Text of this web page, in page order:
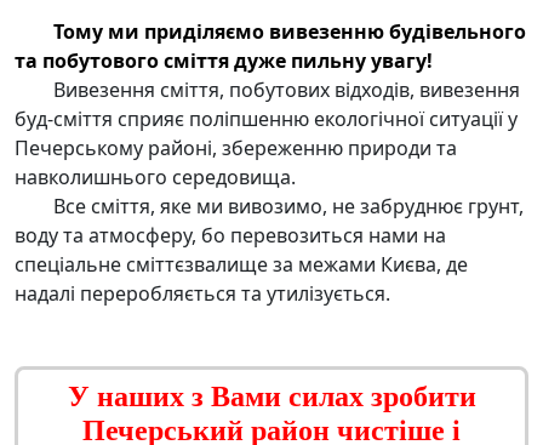
Тому ми приділяємо вивезенню будівельного
та побутового сміттядуже пильну увагу!
Вивезення сміття, побутових відходів, вивезення
буд-сміття сприяє поліпшенню екологічної ситуації у
Печерському районі, збереженню природи та
навколишнього середовища.
Все сміття, яке ми вивозимо, не забруднює грунт,
воду та атмосферу, бо перевозиться нами на
спеціальне сміттєзвалище за межами Києва, де
надалі переробляється та утилізується.
У наших з Вами силах зробити
Печерський район чистіше і